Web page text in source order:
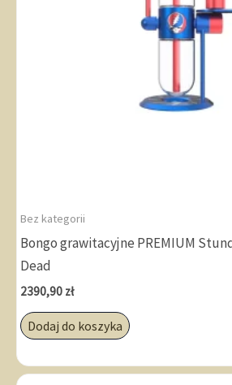
Bez kategorii
Bongo grawitacyjne PREMIUM
Dead
2390,90 zł
Dodaj do koszyka